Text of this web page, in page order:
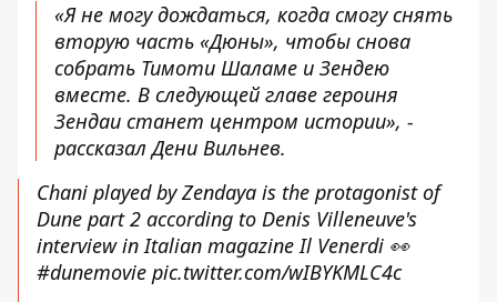
«Я не могу дождаться, когда смогу снять
вторую часть «Дюны», чтобы снова
собрать Тимоти Шаламе и Зендею
вместе. В следующей главе героиня
Зендаи станет центром истории», -
рассказал Дени Вильнев.
Chani played by Zendaya is the protagonist of
Dune part 2 according to Denis Villeneuve's
interview in Italian magazine Il Venerdi 👀
#dunemovie pic.twitter.com/wIBYKMLC4c